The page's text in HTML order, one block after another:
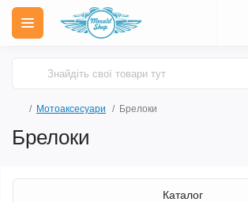
Мотоаксесуари Брелоки
Брелоки
Каталог